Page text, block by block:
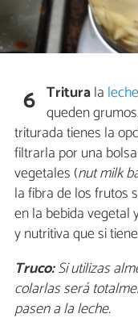
6 Triturala
queden
triturada tienes la
filtrarla por una
vegetales (nut milk
la fibra de los frutos
en la bebida vegetal
y nutritiva que si
Truco:Si utilizas
colarlas será
pasen a la leche.